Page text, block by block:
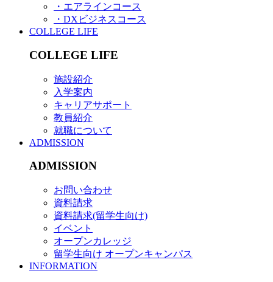
・エアラインコース
・DXビジネスコース
COLLEGE LIFE
COLLEGE LIFE
施設紹介
入学案内
キャリアサポート
教員紹介
就職について
ADMISSION
ADMISSION
お問い合わせ
資料請求
資料請求(留学生向け)
イベント
オープンカレッジ
留学生向け オープンキャンパス
INFORMATION